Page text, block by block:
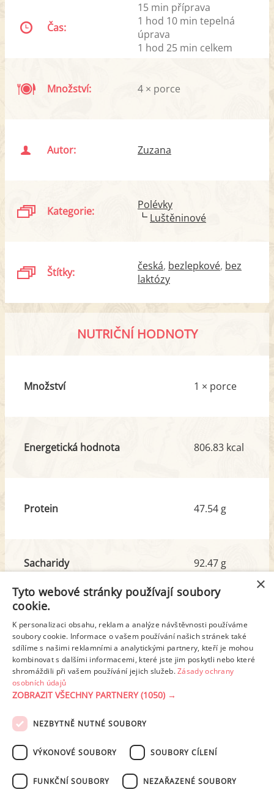
Čas:
15 min příprava
1 hod 10 min tepelná
úprava
1 hod 25 min celkem
Množství: 4 × porce
Autor: Zuzana
Kategorie:
Polévky
Luštěninové
Štítky: česká bezlepkové bez
laktózy
NUTRIČNÍ HODNOTY
Množství 1 × porce
Energetická hodnota 806.83 kcal
Protein 47.54 g
Sacharidy
92.47 g
Tuk
z toho nas. mastné kyseliny
26.39 g
8.60 g
Detailní rozpis
PODMÍNKY UŽITÍ ZÁSADY OCHRANY OSOBNÍCH ÚDAJŮ
NASTAVENÍ COOKIES
×
Tyto webové stránky používají soubory
cookie.
K personalizaci obsahu, reklam a analýze návštěvnosti používáme
soubory cookie. Informace o vašem používání našich stránek také
sdílíme s našimi reklamními a analytickými partnery, kteří je mohou
kombinovat s dalšími informacemi, které jste jim poskytli nebo které
shromáždili při vašem používání jejich služeb.Zásady ochrany
osobních údajů
ZOBRAZIT VŠECHNY PARTNERY(1050) →
NEZBYTNĚ NUTNÉ SOUBORY
VÝKONOVÉ SOUBORY SOUBORY CÍLENÍ
FUNKČNÍ SOUBORY NEZAŘAZENÉ SOUBORY